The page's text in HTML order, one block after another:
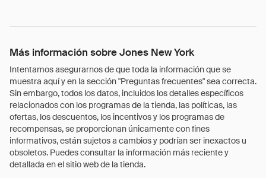
Más información sobre Jones New York
Intentamos asegurarnos de que toda la información que se
muestra aquí y en la sección "Preguntas frecuentes" sea correcta.
Sin embargo, todos los datos, incluidos los detalles específicos
relacionados con los programas de la tienda, las políticas, las
ofertas, los descuentos, los incentivos y los programas de
recompensas, se proporcionan únicamente con fines
informativos, están sujetos a cambios y podrían ser inexactos u
obsoletos. Puedes consultar la información más reciente y
detallada en el sitio web de la tienda.